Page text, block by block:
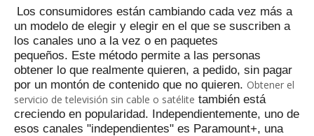
Los consumidores están cambiando cada vez más a
un modelo de elegir y elegir en el que se suscriben a
los canales uno a la vez o en paquetes
pequeños. Este método permite a las personas
obtener lo que realmente quieren, a pedido, sin pagar
por un montón de contenido que no quieren. Obtener el
servicio de televisión sin cable o satélite también está
creciendo en popularidad. Independientemente, uno de
esos canales "independientes" es Paramount+, una